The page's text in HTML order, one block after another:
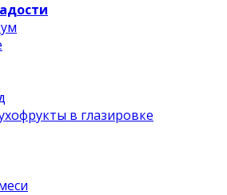
в глазировке